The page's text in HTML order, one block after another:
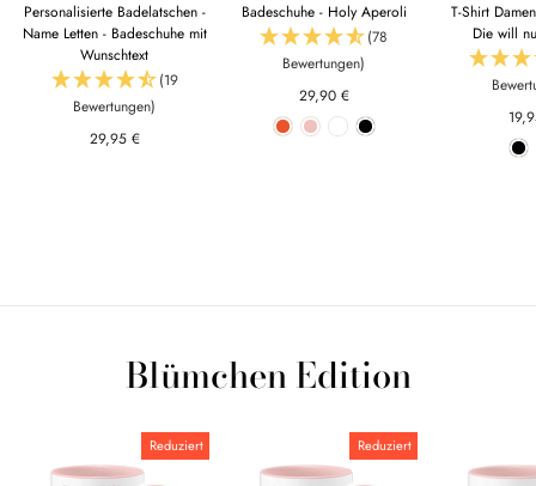
Personalisierte Badelatschen -
Name Letten - Badeschuhe mit
Wunschtext
(19
Bewertungen)
29,95 €
Badeschuhe - Holy Aperoli
(78
Bewertungen)
29,90 €
T-Shirt
Die will
Blümchen Edition
Reduziert Reduziert